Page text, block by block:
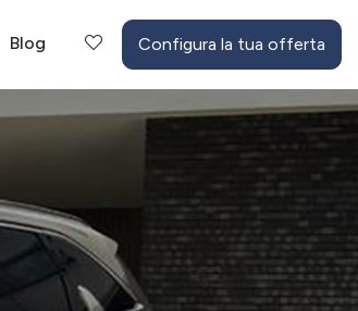
Blog Configura la tua offerta